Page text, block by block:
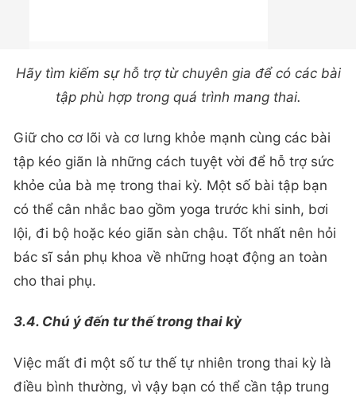
Hãy tìm kiếm sự hỗ trợ từ chuyên gia để có các bài
tập phù hợp trong quá trình mang thai.
Giữ cho cơ lõi và cơ lưng khỏe mạnh cùng các bài
tập kéo giãn là những cách tuyệt vời để hỗ trợ sức
khỏe của bà mẹ trong thai kỳ. Một số bài tập bạn
có thể cân nhắc bao gồm yoga trước khi sinh, bơi
lội, đi bộ hoặc kéo giãn sàn chậu. Tốt nhất nên hỏi
bác sĩ sản phụ khoa về những hoạt động an toàn
cho thai phụ.
3.4. Chú ý đến tư thế trong thai kỳ
Việc mất đi một số tư thế tự nhiên trong thai kỳ là
điều bình thường, vì vậy bạn có thể cần tập trung